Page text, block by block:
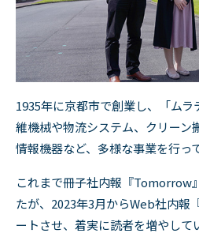
1935年に京都市で創業し、「ム
維機械や物流システム、クリーン
情報機器など、多様な事業を行っ
これまで冊子社内報『Tomorrow
たが、 2023年3月からWeb社内報
ートさせ、着実に読者を増やして